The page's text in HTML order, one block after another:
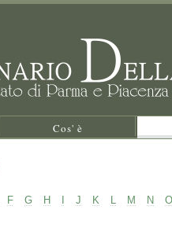
Cos' è
F G H J K L M N O